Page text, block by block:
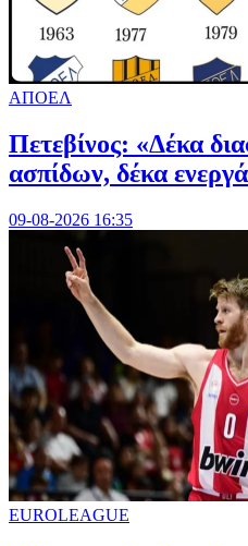
ΑΠΟΕΛ
Πετεβίνος: «Δέκα
ασπίδων, δέκα
09-08-2026 16:35
EUROLEAGUE